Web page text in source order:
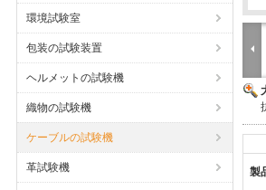
環境試験室
包装の試験装置
ヘルメットの試験機
織物の試験機
ケーブルの試験機
革試験機 製